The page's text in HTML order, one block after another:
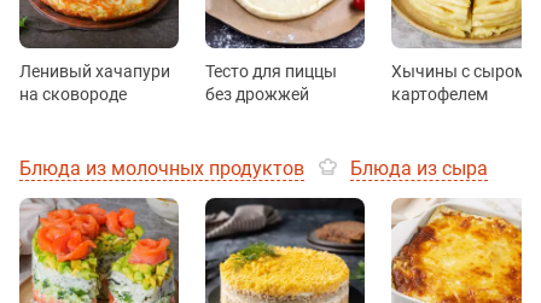
Ленивый хачапури
на сковороде
Тесто для пиццы
без дрожжей
Хычины с сыром и
картофелем
Блюда из молочных продуктов Блюда из сыра